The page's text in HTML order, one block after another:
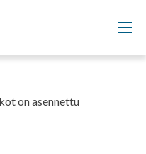
on asennettu